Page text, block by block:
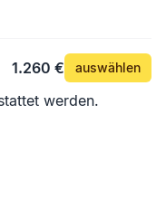
1.260 € auswählen
werden.